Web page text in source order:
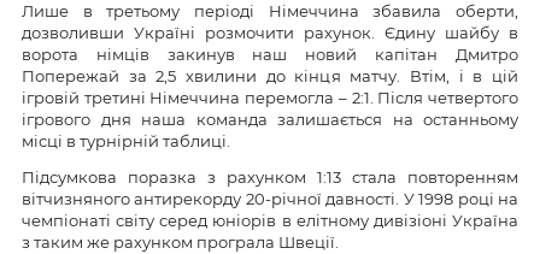
Лише в третьому періоді Німеччина збавила оберти,
дозволивши Україні розмочити рахунок. Єдину шайбу в
ворота німців закинув наш новий капітан Дмитро
Попережай за 2,5 хвилини до кінця матчу. Втім, і в цій
ігровій третині Німеччина перемогла – 2:1. Після четвертого
ігрового дня наша команда залишається на останньому
місці в турнірній таблиці.
Підсумкова поразка з рахунком 1:13 стала повторенням
вітчизняного антирекорду 20-річної давності. У 1998 році на
чемпіонаті світу серед юніорів в елітному дивізіоні Україна
з таким же рахунком програла Швеції.